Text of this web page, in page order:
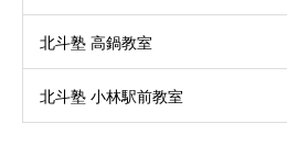
北斗塾 高鍋教室
北斗塾 小林駅前教室